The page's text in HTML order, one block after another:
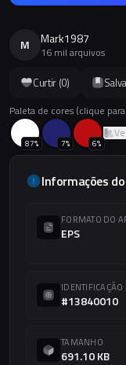
Curtir (0)
Paleta de cores (clique
87% 7% 6%
Informações
FORMATO DO
EPS
IDENTIFICAÇÃO
#13840010
TAMANHO
691.10 KB
M Mark1987
16 mil arquivos